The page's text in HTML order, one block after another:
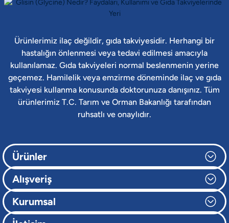
Ürünlerimiz ilaç değildir, gıda takviyesidir. Herhangi bir
hastalığın önlenmesi veya tedavi edilmesi amacıyla
kullanılamaz. Gıda takviyeleri normal beslenmenin yerine
geçemez. Hamilelik veya emzirme döneminde ilaç ve gıda
takviyesi kullanma konusunda doktorunuza danışınız. Tüm
ürünlerimiz T.C. Tarım ve Orman Bakanlığı tarafından
ruhsatlı ve onaylıdır.
Ürünler
Alışveriş
Kurumsal